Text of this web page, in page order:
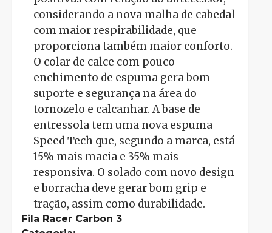
considerando a nova malha de cabedal
com maior respirabilidade, que
proporciona também maior conforto.
O colar de calce com pouco
enchimento de espuma gera bom
suporte e segurança na área do
tornozelo e calcanhar. A base de
entressola tem uma nova espuma
Speed Tech que, segundo a marca, está
15% mais macia e 35% mais
responsiva. O solado com novo design
e borracha deve gerar bom grip e
tração, assim como durabilidade.
Fila Racer Carbon 3